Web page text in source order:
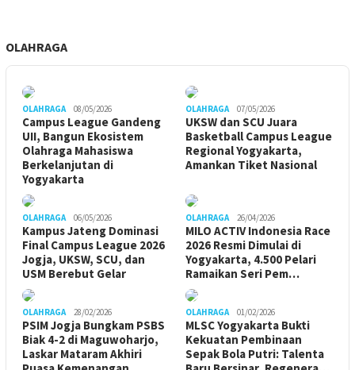
OLAHRAGA
OLAHRAGA 08/05/2026
Campus League Gandeng
UII, Bangun Ekosistem
Olahraga Mahasiswa
Berkelanjutan di
Yogyakarta
OLAHRAGA 07/05/2026
UKSW dan SCU Juara
Basketball Campus League
Regional Yogyakarta,
Amankan Tiket Nasional
OLAHRAGA 06/05/2026
Kampus Jateng Dominasi
Final Campus League 2026
Jogja, UKSW, SCU, dan
USM Berebut Gelar
OLAHRAGA 26/04/2026
MILO ACTIV Indonesia Race
2026 Resmi Dimulai di
Yogyakarta, 4.500 Pelari
Ramaikan Seri Pem…
OLAHRAGA 28/02/2026
PSIM Jogja Bungkam PSBS
Biak 4-2 di Maguwoharjo,
Laskar Mataram Akhiri
OLAHRAGA 01/02/2026
MLSC Yogyakarta Bukti
Kekuatan Pembinaan
Sepak Bola Putri: Talenta